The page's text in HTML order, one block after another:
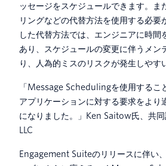
ッセージをスケジュールできます。
リングなどの代替方法を使用する必要
した代替方法では、エンジニアに時間
あり、スケジュールの変更に伴うメン
り、人為的ミスのリスクが発生しやす
「Message Schedulingを使用するこ
アプリケーションに対する要求をより
になりました。」Ken Saitow氏、共
LLC
Engagement Suiteのリリースに伴い